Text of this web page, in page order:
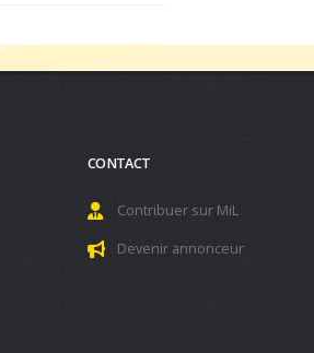
CONTACT
Contribuer sur MiL
Devenir annonceur